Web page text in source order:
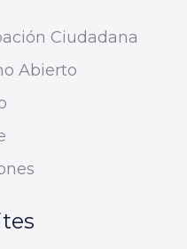
Ciudadana
Abierto